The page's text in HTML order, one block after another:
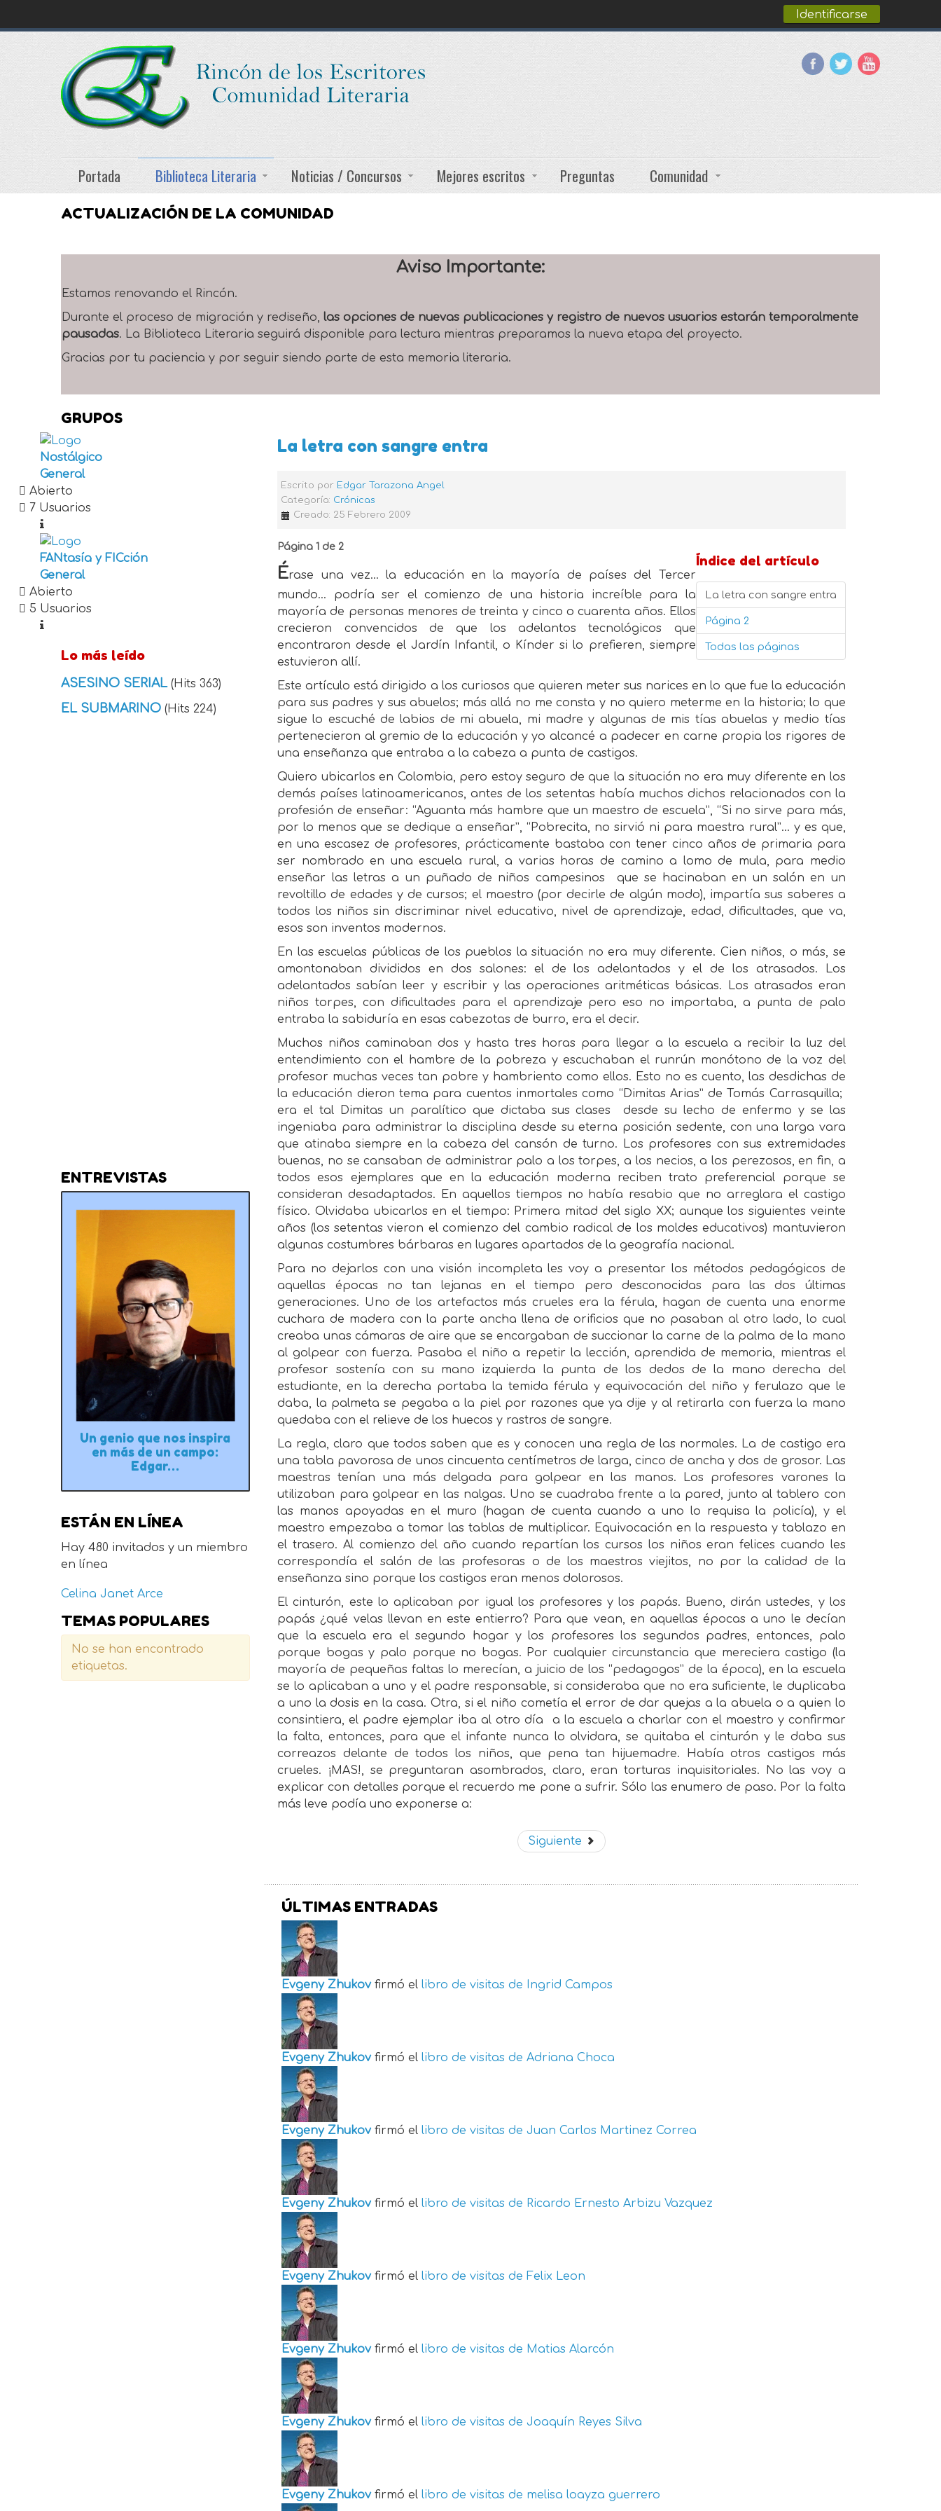
Identificarse
Portada Biblioteca Literaria Noticias / Concursos Mejores escritos Preguntas Comunidad
ACTUALIZACIÓN DE LA COMUNIDAD
Aviso Importante:
Estamos renovando el Rincón.
Durante el proceso de migración y rediseño, las opciones de nuevas publicaciones y registro de nuevos usuarios estarán temporalmente
pausadas. La Biblioteca Literaria seguirá disponible para lectura mientras preparamos la nueva etapa del proyecto.
Gracias por tu paciencia y por seguir siendo parte de esta memoria literaria.
La letra con sangre entra
Escrito por Edgar Tarazona Angel
Categoría: Crónicas
Creado: 25 Febrero 2009
Índice del artículo
La letra con sangre entra
Página 2
Todas las páginas
Página 1 de 2
Érase una vez… la educación en la mayoría de países del Tercer
mundo… podría ser el comienzo de una historia increíble para la
mayoría de personas menores de treinta y cinco o cuarenta años. Ellos
crecieron convencidos de que los adelantos tecnológicos que
encontraron desde el Jardín Infantil, o Kínder si lo prefieren, siempre
estuvieron allí.
Este artículo está dirigido a los curiosos que quieren meter sus narices en lo que fue la educación
para sus padres y sus abuelos; más allá no me consta y no quiero meterme en la historia; lo que
sigue lo escuché de labios de mi abuela, mi madre y algunas de mis tías abuelas y medio tías
pertenecieron al gremio de la educación y yo alcancé a padecer en carne propia los rigores de
una enseñanza que entraba a la cabeza a punta de castigos.
Quiero ubicarlos en Colombia, pero estoy seguro de que la situación no era muy diferente en los
demás países latinoamericanos, antes de los setentas había muchos dichos relacionados con la
profesión de enseñar: “Aguanta más hambre que un maestro de escuela”, “Si no sirve para más,
por lo menos que se dedique a enseñar”, “Pobrecita, no sirvió ni para maestra rural”… y es que,
en una escasez de profesores, prácticamente bastaba con tener cinco años de primaria para
ser nombrado en una escuela rural, a varias horas de camino a lomo de mula, para medio
enseñar las letras a un puñado de niños campesinos
que se hacinaban en un salón en un
revoltillo de edades y de cursos; el maestro (por decirle de algún modo), impartía sus saberes a
todos los niños sin discriminar nivel educativo, nivel de aprendizaje, edad, dificultades, que va,
esos son inventos modernos.
En las escuelas públicas de los pueblos la situación no era muy diferente. Cien niños, o más, se
amontonaban divididos en dos salones: el de los adelantados y el de los atrasados. Los
adelantados sabían leer y escribir y las operaciones aritméticas básicas. Los atrasados eran
niños torpes, con dificultades para el aprendizaje pero eso no importaba, a punta de palo
entraba la sabiduría en esas cabezotas de burro, era el decir.
Muchos niños caminaban dos y hasta tres horas para llegar a la escuela a recibir la luz del
entendimiento con el hambre de la pobreza y escuchaban el runrún monótono de la voz del
profesor muchas veces tan pobre y hambriento como ellos. Esto no es cuento, las desdichas de
la educación dieron tema para cuentos inmortales como “Dimitas Arias” de Tomás Carrasquilla;
era el tal Dimitas un paralítico que dictaba sus clases
desde su lecho de enfermo y se las
ingeniaba para administrar la disciplina desde su eterna posición sedente, con una larga vara
que atinaba siempre en la cabeza del cansón de turno. Los profesores con sus extremidades
buenas, no se cansaban de administrar palo a los torpes, a los necios, a los perezosos, en fin, a
todos esos ejemplares que en la educación moderna reciben trato preferencial porque se
consideran desadaptados. En aquellos tiempos no había resabio que no arreglara el castigo
físico. Olvidaba ubicarlos en el tiempo: Primera mitad del siglo XX; aunque los siguientes veinte
años (los setentas vieron el comienzo del cambio radical de los moldes educativos) mantuvieron
algunas costumbres bárbaras en lugares apartados de la geografía nacional.
Para no dejarlos con una visión incompleta les voy a presentar los métodos pedagógicos de
aquellas épocas no tan lejanas en el tiempo pero desconocidas para las dos últimas
generaciones. Uno de los artefactos más crueles era la férula, hagan de cuenta una enorme
cuchara de madera con la parte ancha llena de orificios que no pasaban al otro lado, lo cual
creaba unas cámaras de aire que se encargaban de succionar la carne de la palma de la mano
al golpear con fuerza. Pasaba el niño a repetir la lección, aprendida de memoria, mientras el
profesor sostenía con su mano izquierda la punta de los dedos de la mano derecha del
estudiante, en la derecha portaba la temida férula y equivocación del niño y ferulazo que le
daba, la palmeta se pegaba a la piel por razones que ya dije y al retirarla con fuerza la mano
quedaba con el relieve de los huecos y rastros de sangre.
La regla, claro que todos saben que es y conocen una regla de las normales. La de castigo era
una tabla pavorosa de unos cincuenta centímetros de larga, cinco de ancha y dos de grosor. Las
maestras tenían una más delgada para golpear en las manos. Los profesores varones la
utilizaban para golpear en las nalgas. Uno se cuadraba frente a la pared, junto al tablero con
las manos apoyadas en el muro (hagan de cuenta cuando a uno lo requisa la policía), y el
maestro empezaba a tomar las tablas de multiplicar. Equivocación en la respuesta y tablazo en
el trasero. Al comienzo del año cuando repartían los cursos los niños eran felices cuando les
correspondía el salón de las profesoras o de los maestros viejitos, no por la calidad de la
enseñanza sino porque los castigos eran menos dolorosos.
El cinturón, este lo aplicaban por igual los profesores y los papás. Bueno, dirán ustedes, y los
papás ¿qué velas llevan en este entierro? Para que vean, en aquellas épocas a uno le decían
que la escuela era el segundo hogar y los profesores los segundos padres, entonces, palo
porque bogas y palo porque no bogas. Por cualquier circunstancia que mereciera castigo (la
mayoría de pequeñas faltas lo merecían, a juicio de los “pedagogos” de la época), en la escuela
se lo aplicaban a uno y el padre responsable, si consideraba que no era suficiente, le duplicaba
a uno la dosis en la casa. Otra, si el niño cometía el error de dar quejas a la abuela o a quien lo
consintiera, el padre ejemplar iba al otro día
a la escuela a charlar con el maestro y confirmar
la falta, entonces, para que el infante nunca lo olvidara, se quitaba el cinturón y le daba sus
correazos delante de todos los niños, que pena tan hijuemadre. Había otros castigos más
crueles. ¡MAS!, se preguntaran asombrados, claro, eran torturas inquisitoriales. No las voy a
explicar con detalles porque el recuerdo me pone a sufrir. Sólo las enumero de paso. Por la falta
más leve podía uno exponerse a:
Siguiente
ÚLTIMAS ENTRADAS
Evgeny Zhukov firmó el libro de visitas de Ingrid Campos
Evgeny Zhukov firmó el libro de visitas de Adriana Choca
Evgeny Zhukov firmó el libro de visitas de Juan Carlos Martinez Correa
Evgeny Zhukov firmó el libro de visitas de Ricardo Ernesto Arbizu Vazquez
Evgeny Zhukov firmó el libro de visitas de Felix Leon
Evgeny Zhukov firmó el libro de visitas de Matias Alarcón
Evgeny Zhukov firmó el libro de visitas de Joaquín Reyes Silva
Evgeny Zhukov firmó el libro de visitas de melisa loayza guerrero
GRUPOS
Nostálgico
General
Abierto
7 Usuarios
FANtasía y FICción
General
Abierto
5 Usuarios
Lo más leído
ASESINO SERIAL (Hits 363)
EL SUBMARINO (Hits 224)
ENTREVISTAS
Un genio que nos inspira
en más de un campo:
Edgar…
ESTÁN EN LÍNEA
Hay 480 invitados y un miembro
en línea
Celina Janet Arce
TEMAS POPULARES
No se han encontrado
etiquetas.